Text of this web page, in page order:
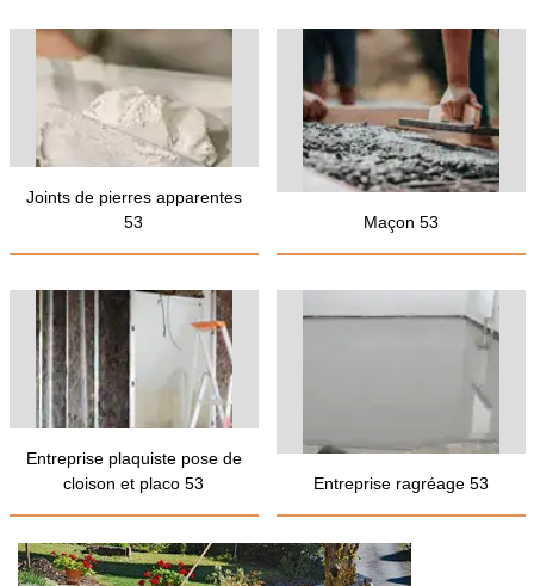
Joints de pierres apparentes
53
Maçon 53
Entreprise plaquiste pose de
cloison et placo 53
Entreprise ragréage 53